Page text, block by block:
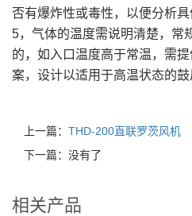
否有爆炸性或毒性，以便分析具
5，气体的温度需说明清楚，常
的，如入口温度高于常温，需
案，设计以适用于高温状态的鼓
上一篇： THD-200直联罗茨风机
下一篇：没有了
相关产品